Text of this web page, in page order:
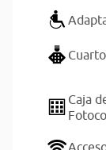
Caja